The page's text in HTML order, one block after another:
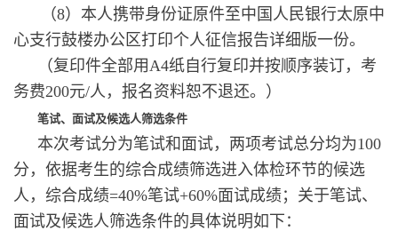
（8）本人携带身份证原件至中国人民银行太原中
心支行鼓楼办公区打印个人征信报告详细版一份。
（复印件全部用A4纸自行复印并按顺序装订，考
务费200元/人，报名资料恕不退还。）
笔试、面试及候选人筛选条件
本次考试分为笔试和面试，两项考试总分均为100
分，依据考生的综合成绩筛选进入体检环节的候选
人，综合成绩=40%笔试+60%面试成绩；关于笔试、
面试及候选人筛选条件的具体说明如下：